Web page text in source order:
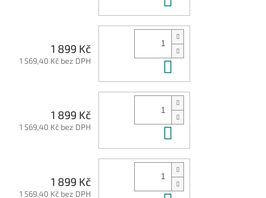
1 899 Kč
1 569,40 Kč bez DPH
1 899 Kč
1 569,40 Kč bez DPH
1 899 Kč
1 569,40 Kč bez DPH